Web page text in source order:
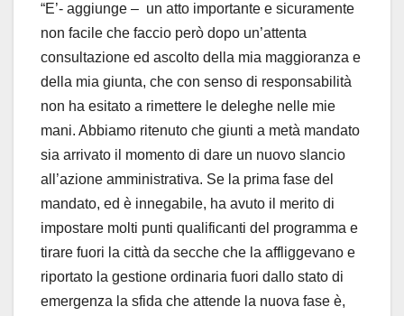
“E’- aggiunge – un atto importante e sicuramente
non facile che faccio però dopo un’attenta
consultazione ed ascolto della mia maggioranza e
della mia giunta, che con senso di responsabilità
non ha esitato a rimettere le deleghe nelle mie
mani. Abbiamo ritenuto che giunti a metà mandato
sia arrivato il momento di dare un nuovo slancio
all’azione amministrativa. Se la prima fase del
mandato, ed è innegabile, ha avuto il merito di
impostare molti punti qualificanti del programma e
tirare fuori la città da secche che la affliggevano e
riportato la gestione ordinaria fuori dallo stato di
emergenza la sfida che attende la nuova fase è,